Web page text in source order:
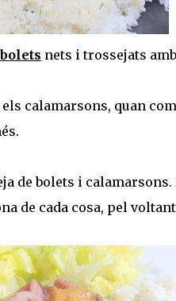
nets i trossejats
calamarsons, quan
de bolets i
de cada cosa, pel